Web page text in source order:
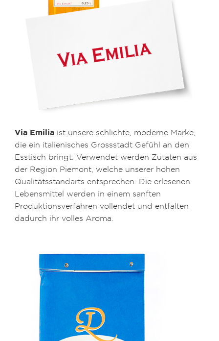
Via Emilia ist unsere schlichte, moderne Marke,
die ein italienisches Grossstadt Gefühl an den
Esstisch bringt. Verwendet werden Zutaten aus
der Region Piemont, welche unserer hohen
Qualitätsstandarts entsprechen. Die erlesenen
Lebensmittel werden in einem sanften
Produktionsverfahren vollendet und entfalten
dadurch ihr volles Aroma.